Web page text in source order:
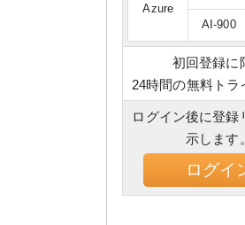
Azure
AI-900
初回登録に
24時間の無料トラ
ログイン後に登録
示します。
ログイ